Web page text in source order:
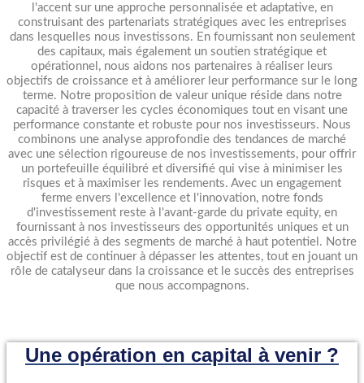
l'accent sur une approche personnalisée et adaptative, en
construisant des partenariats stratégiques avec les entreprises
dans lesquelles nous investissons. En fournissant non seulement
des capitaux, mais également un soutien stratégique et
opérationnel, nous aidons nos partenaires à réaliser leurs
objectifs de croissance et à améliorer leur performance sur le long
terme. Notre proposition de valeur unique réside dans notre
capacité à traverser les cycles économiques tout en visant une
performance constante et robuste pour nos investisseurs. Nous
combinons une analyse approfondie des tendances de marché
avec une sélection rigoureuse de nos investissements, pour offrir
un portefeuille équilibré et diversifié qui vise à minimiser les
risques et à maximiser les rendements. Avec un engagement
ferme envers l'excellence et l'innovation, notre fonds
d'investissement reste à l'avant-garde du private equity, en
fournissant à nos investisseurs des opportunités uniques et un
accès privilégié à des segments de marché à haut potentiel. Notre
objectif est de continuer à dépasser les attentes, tout en jouant un
rôle de catalyseur dans la croissance et le succès des entreprises
que nous accompagnons.
Une opération en capital à venir ?